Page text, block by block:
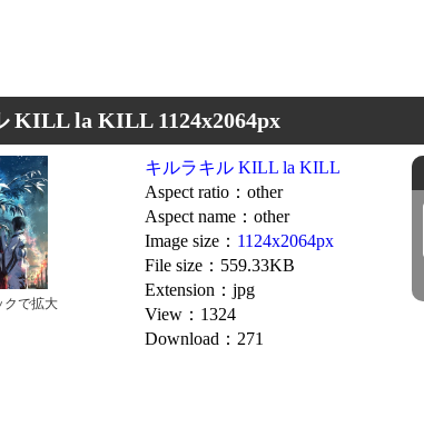
KILL la KILL 1124x2064px
クで拡大
キルラキル KILL la KILL
Aspect ratio：other
Aspect name：other
Image size： 1124x2064px
File size：559.33KB
Extension：jpg
View：1324
Download：271